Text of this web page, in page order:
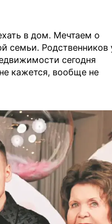
в дом. Мечтаем о
семьи. Родственников
сегодня
кажется, вообще не